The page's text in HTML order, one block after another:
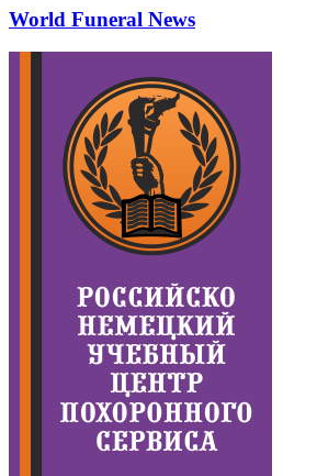
World Funeral News